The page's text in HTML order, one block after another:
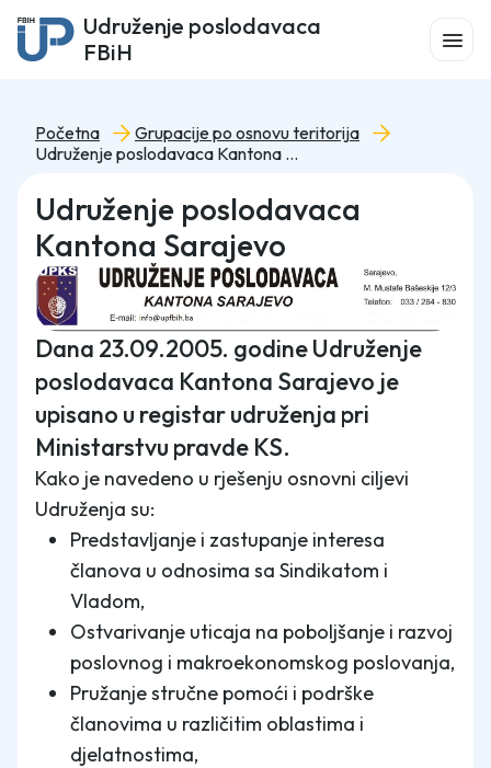
Udruženje poslodavaca
FBiH
Početna
Grupacije po osnovu teritorija
Udruženje poslodavaca Kantona Sarajevo
Udruženje poslodavaca
Kantona Sarajevo
Dana 23.09.2005. godine Udruženje
poslodavaca Kantona Sarajevo je
upisano u registar udruženja pri
Ministarstvu pravde KS.
Kako je navedeno u rješenju osnovni ciljevi
Udruženja su:
Predstavljanje i zastupanje interesa
članova u odnosima sa Sindikatom i
Vladom,
Ostvarivanje uticaja na poboljšanje i razvoj
poslovnog i makroekonomskog poslovanja,
Pružanje stručne pomoći i podrške
članovima u različitim oblastima i
djelatnostima,